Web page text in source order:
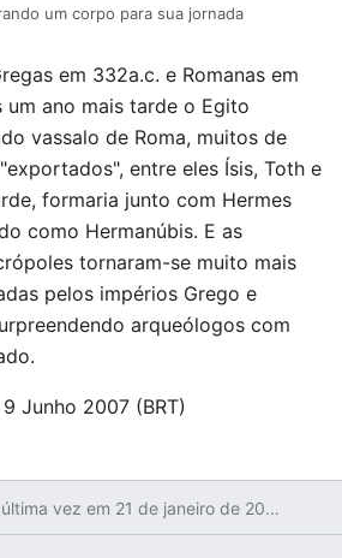
um corpo para sua jornada
em 332a.c. e Romanas em
um ano mais tarde o Egito
vassalo de Roma, muitos de
entre eles Ísis, Toth e
formaria junto com Hermes
como Hermanúbis. E as
tornaram-se muito mais
pelos impérios Grego e
arqueólogos com
9 Junho 2007 (BRT)
Modificado pela última vez em 21 de janeiro de 2024 às 23h13min